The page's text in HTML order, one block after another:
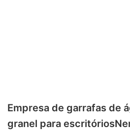
Empresa de garrafas de
granel para